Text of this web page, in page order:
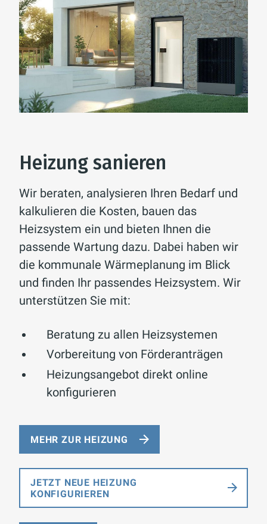
Heizung sanieren
Wir beraten, analysieren Ihren Bedarf und
kalkulieren die Kosten, bauen das
Heizsystem ein und bieten Ihnen die
passende Wartung dazu. Dabei haben wir
die kommunale Wärmeplanung im Blick
und finden Ihr passendes Heizsystem. Wir
unterstützen Sie mit:
Beratung zu allen Heizsystemen
Vorbereitung von Förderanträgen
Heizungsangebot direkt online
konfigurieren
MEHR ZUR HEIZUNG
JETZT NEUE HEIZUNG
KONFIGURIEREN